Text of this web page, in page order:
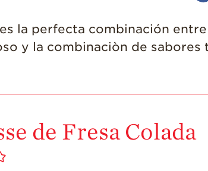
la perfecta combinación
y la combinaciòn de
de Fresa Colada